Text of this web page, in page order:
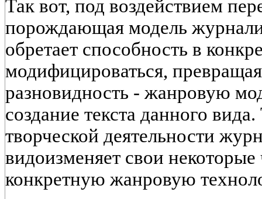
Так вот, под воздействием
порождающая модель
обретает способность в
модифицироваться,
разновидность - жанровую
создание текста данного
творческой деятельности
видоизменяет свои
конкретную жанровую